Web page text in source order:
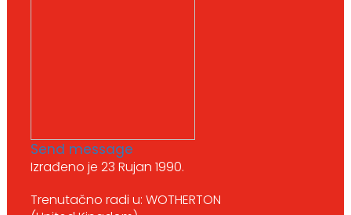
Send message
Izrađeno je 23 Rujan 1990.
Trenutačno radi u: WOTHERTON